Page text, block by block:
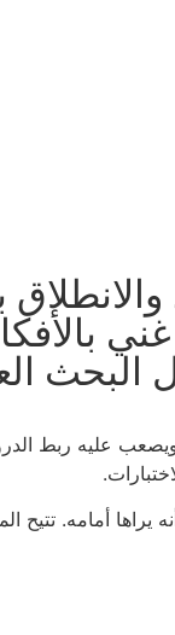
البحث
عليه ربط
يراها أمامه.